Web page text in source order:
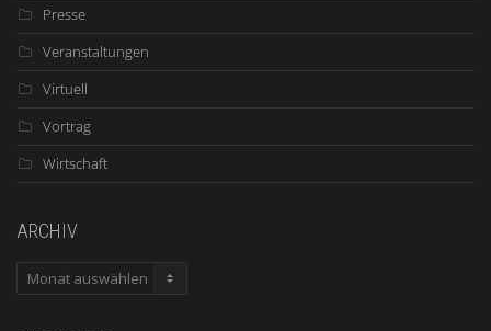
Presse
Veranstaltungen
Virtuell
Vortrag
Wirtschaft
ARCHIV
ARCHIV